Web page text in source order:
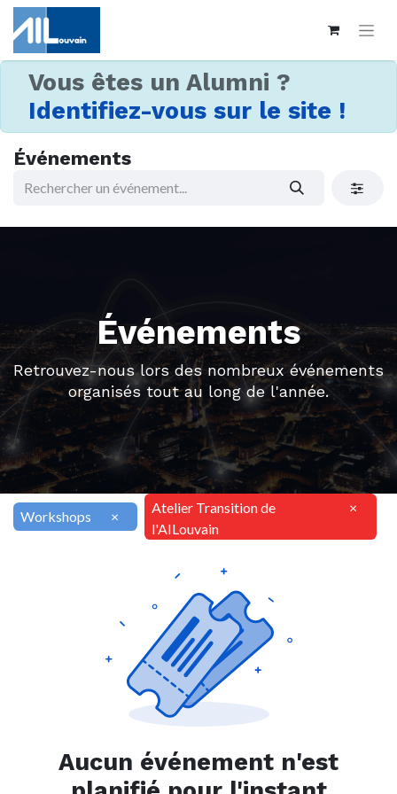
Vous êtes un Alumni ?
Identifiez-vous sur le site !
Événements
Événements
Retrouvez-nous lors des nombreux événements
organisés tout au long de l'année.
Workshops ×
Atelier Transition de
l'AILouvain
×
Aucun événement n'est